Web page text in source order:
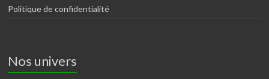
Politique de confidentialité
Nos univers